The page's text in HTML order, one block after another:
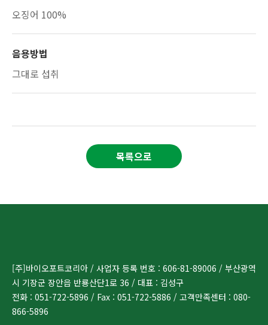
오징어 100%
음용방법
그대로 섭취
목록으로
[주]바이오포트코리아 / 사업자 등록 번호 : 606-81-89006 / 부산광역
시 기장군 장안읍 반룡산단1로 36 / 대표 : 김성구
전화 : 051-722-5896 / Fax : 051-722-5886 / 고객만족센터 : 080-
866-5896